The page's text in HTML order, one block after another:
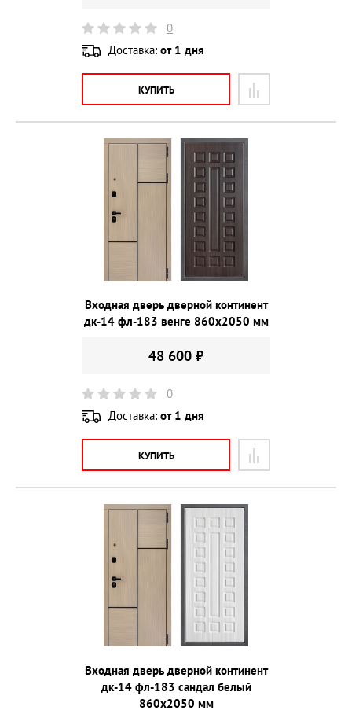
0
Доставка: от 1 дня
КУПИТЬ
Входная дверь дверной континент
дк-14 фл-183 венге 860х2050 мм
48 600 ₽
0
Доставка: от 1 дня
КУПИТЬ
Входная дверь дверной континент
дк-14 фл-183 сандал белый
860х2050 мм